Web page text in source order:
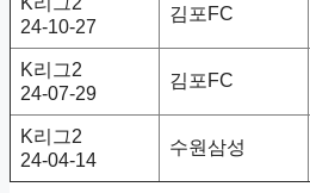
24-10-27
김포FC
K리그2
24-07-29
김포FC
K리그2
24-04-14
수원삼성